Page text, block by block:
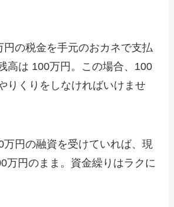
円の税金を手元のおカネで支払
高は 100万円。この場合、100
りくりをしなければいけませ
万円の融資を受けていれば、現
万円のまま。資金繰りはラクに